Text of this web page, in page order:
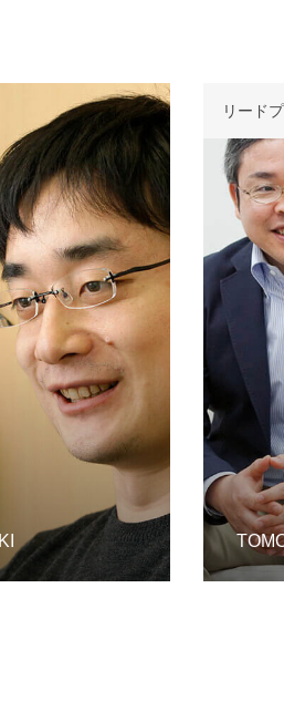
コーポレートサイト
お問合せ 個人情
リード